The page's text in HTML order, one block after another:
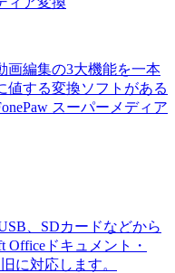
画編集の3大機能を一本
値する変換ソフトがある
スーパーメディア
、SDカードなどから
Officeドキュメント・
に対応します。